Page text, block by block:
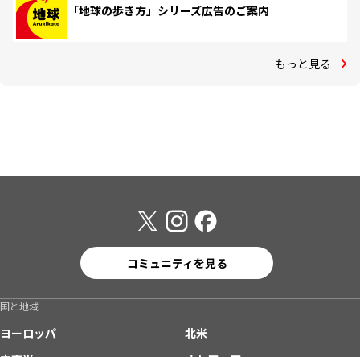
「地球の歩き方」シリーズ広告のご案内
もっと見る
コミュニティを見る
国と地域
ヨーロッパ
北米